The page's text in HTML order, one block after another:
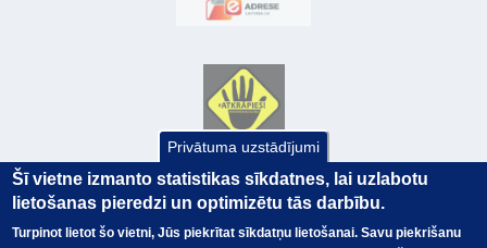
Privātuma uzstādījumi
Šī vietne izmanto statistikas sīkdatnes, lai uzlabotu
lietošanas pieredzi un optimizētu tās darbību.
Turpinot lietot šo vietni, Jūs piekrītat sīkdatņu lietošanai. Savu piekrišanu